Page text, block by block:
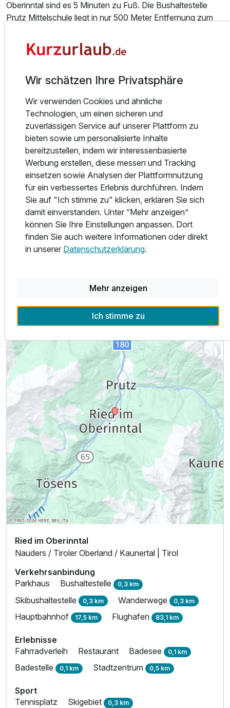
Juniorsuite Klassik
Ausstattung
Oberinntal sind es 5 Minuten zu Fuß. Die Bushaltestelle
Prutz Mittelschule liegt in nur 500 Meter Entfernung zum
Im Hotel stehen Ihnen 74 Zimmer zur Auswahl, die mit
sind. Zu den weiteren Annehmlichkeiten gehören WLAN
Zimmer verfügen über einen Kühlschrank und in den
Badezimmern gibt es eine getrennte Toilette und eine
Dusche.
Im Miaflor - Familien & Aktiv Hotel erwartet Sie
kostenloses Frühstücksbuffet im Restaurant, sowie ein
umfassendes 4 Gang Abendmenü mit Salatbuffet.
Alle Infos zum miaflor Familien- & Aktivresort
Lage & Umgebung
Ried im Oberinntal
Nauders / Tiroler Oberland / Kaunertal | Tirol
Verkehrsanbindung
Parkhaus
Bushaltestelle 0,3 km
Skibushaltestelle 0,3 km Wanderwege 0,3 km
Hauptbahnhof 17,5 km Flughafen 83,1 km
Erlebnisse
Fahrradverleih
Restaurant Badesee 0,1 km
Badestelle 0,1 km Stadtzentrum 0,5 km
Sport
Tennisplatz
Skigebiet 0,3 km
Wir schätzen Ihre Privatsphäre
Wir verwenden Cookies und ähnliche
Technologien, um einen sicheren und
zuverlässigen Service auf unserer Plattform zu
bieten sowie um personalisierte Inhalte
bereitzustellen, indem wir interessenbasierte
Werbung erstellen, diese messen und Tracking
einsetzen sowie Analysen der Plattformnutzung
für ein verbessertes Erlebnis durchführen. Indem
Sie auf "Ich stimme zu" klicken, erklären Sie sich
damit einverstanden. Unter “Mehr anzeigen”
können Sie Ihre Einstellungen anpassen. Dort
finden Sie auch weitere Informationen oder direkt
in unserer Datenschutzerklärung.
Mehr anzeigen
Ich stimme zu